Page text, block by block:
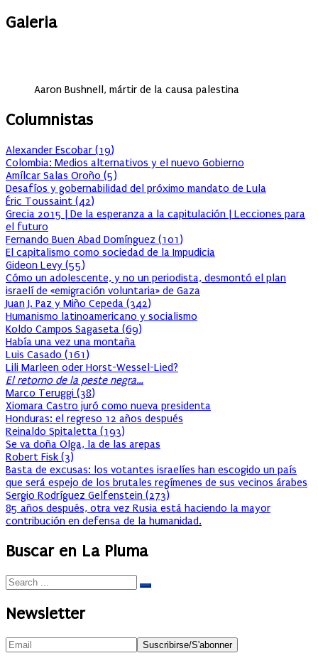
Galeria
Aaron Bushnell, mártir de la causa palestina
Columnistas
Alexander Escobar (19)
Colombia: Medios alternativos y el nuevo Gobierno
Amílcar Salas Oroño (5)
Desafíos y gobernabilidad del próximo mandato de Lula
Éric Toussaint (42)
Grecia 2015 | De la esperanza a la capitulación | Lecciones para
el futuro
Fernando Buen Abad Domínguez (101)
El capitalismo como sociedad de la Impudicia
Gideon Levy (55)
Cómo un adolescente, y no un periodista, desmontó el plan
israelí de «emigración voluntaria» de Gaza
Juan J. Paz y Miño Cepeda (342)
Humanismo latinoamericano y socialismo
Koldo Campos Sagaseta (69)
Había una vez una montaña
Luis Casado (161)
Lili Marleen oder Horst-Wessel-Lied?
El retorno de la peste negra…
Marco Teruggi (38)
Xiomara Castro juró como nueva presidenta
Honduras: el regreso 12 años después
Reinaldo Spitaletta (193)
Se va doña Olga, la de las arepas
Robert Fisk (3)
Basta de excusas: los votantes israelíes han escogido un país
que será espejo de los brutales regímenes de sus vecinos árabes
Sergio Rodríguez Gelfenstein (273)
85 años después, otra vez Rusia está haciendo la mayor
contribución en defensa de la humanidad.
Buscar en La Pluma
Newsletter